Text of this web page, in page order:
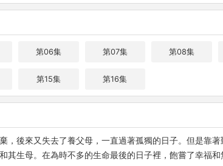
第06集 第07集 第08集
第15集 第16集
後來又失去了養父母，一直過著孤獨的日子。但是靠著
生母。在為時不多的生命最後的日子裡，飽嘗了幸福和